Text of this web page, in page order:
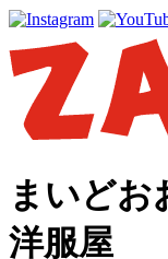
まいどお
洋服屋